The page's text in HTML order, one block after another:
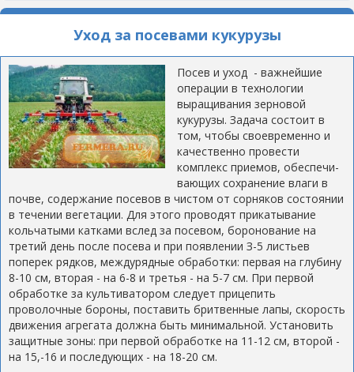
Уход за посевами кукурузы
Посев и уход - важнейшие
операции в технологии
выращивания зерновой
кукурузы. Задача состоит в
том, чтобы своевременно и
качественно провести
комплекс приемов, обеспечи­
вающих сохранение влаги в
почве, содержание посевов в чистом от сорняков состоянии
в течении вегетации. Для этого проводят прикатывание
кольчатыми катками вслед за посевом, боронование на
третий день после посева и при появлении З-5 листьев
поперек рядков, междурядные обработки: первая на глубину
8-10 см, вторая - на 6-8 и третья - на 5-7 см. При первой
обработке за культиватором следует прицепить
проволочные бороны, поставить бритвенные лапы, скорость
движения агрегата должна быть мини­мальной. Установить
защитные зоны: при первой обработке на 11-12 см, второй -
на 15,-16 и последующих - на 18-20 см.